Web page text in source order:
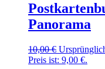
Panorama
10,00€
Preis ist: 9,00 €.